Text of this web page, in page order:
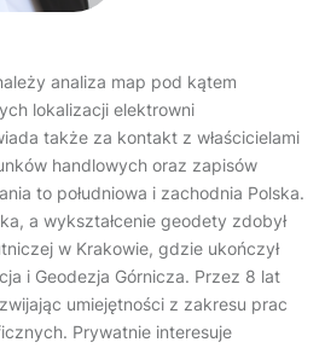
analiza map pod kątem
lokalizacji elektrowni
także za kontakt z właścicielami
handlowych oraz zapisów
to południowa i zachodnia Polska.
a wykształcenie geodety zdobył
w Krakowie, gdzie ukończył
i Geodezja Górnicza. Przez 8 lat
umiejętności z zakresu prac
Prywatnie interesuje